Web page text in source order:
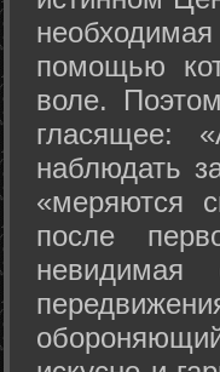
помощью
воле.
гласящее:
наблюдать
«меряются
после